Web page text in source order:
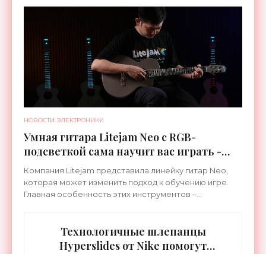
НОВОСТИ ЭЛЕКТРОНИКИ
Умная гитара Litejam Neo с RGB-
подсветкой сама научит вас играть -
«Гаджеты»
Компания Litejam представила линейку гитар Neo,
которая может изменить подход к обучению игре.
Главная особенность этих инструментов –
Технологичные шлепанцы
Hyperslides от Nike помогут